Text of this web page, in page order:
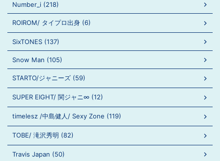
Number_i (218)
ROIROM/ タイプロ出身 (6)
SixTONES (137)
Snow Man (105)
STARTO/ジャニーズ (59)
SUPER EIGHT/ 関ジャニ∞ (12)
timelesz /中島健人/ Sexy Zone (119)
TOBE/ 滝沢秀明 (82)
Travis Japan (50)